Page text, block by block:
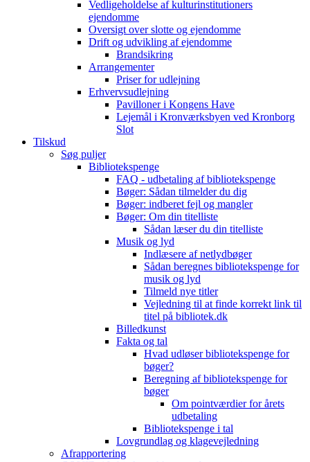
Vedligeholdelse af kulturinstitutioners
ejendomme
Oversigt over slotte og ejendomme
Drift og udvikling af ejendomme
Brandsikring
Arrangementer
Priser for udlejning
Erhvervsudlejning
Pavilloner i Kongens Have
Lejemål i Kronværksbyen ved Kronborg
Slot
Tilskud
Søg puljer
Bibliotekspenge
FAQ - udbetaling af bibliotekspenge
Bøger: Sådan tilmelder du dig
Bøger: indberet fejl og mangler
Bøger: Om din titelliste
Sådan læser du din titelliste
Musik og lyd
Indlæsere af netlydbøger
Sådan beregnes bibliotekspenge for
musik og lyd
Tilmeld nye titler
Vejledning til at finde korrekt link til
titel på bibliotek.dk
Billedkunst
Fakta og tal
Hvad udløser bibliotekspenge for
bøger?
Beregning af bibliotekspenge for
bøger
Om pointværdier for årets
udbetaling
Bibliotekspenge i tal
Lovgrundlag og klagevejledning
Afrapportering